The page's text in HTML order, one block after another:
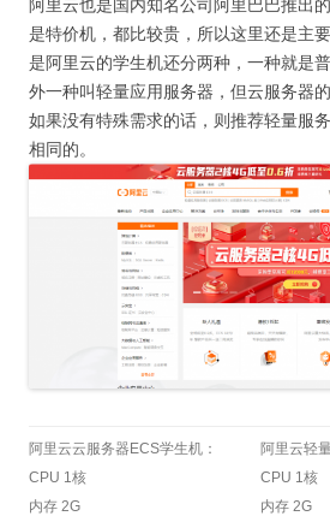
阿里云也是国内知名公司阿里巴巴推出
是特价机，都比较贵，所以这里还是主
是阿里云的学生机还分两种，一种就是
外一种叫轻量应用服务器，但云服务器
如果没有特殊需求的话，则推荐轻量服
相同的。
阿里云云服务器ECS学生机：
CPU 1核
内存 2G
阿里云轻
CPU 1核
内存 2G